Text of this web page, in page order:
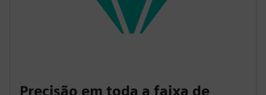
Precisão em toda a faixa de